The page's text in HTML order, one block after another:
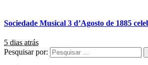
Sociedade Musical 3 d’Agosto de 1885
5 dias atrás
Pesquisar por: